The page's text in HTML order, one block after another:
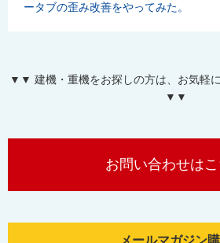
ータブの歪み改善をやってみた。
▼▼ 建機・重機をお探しの方は、お気軽
▼▼
お問い合わせは